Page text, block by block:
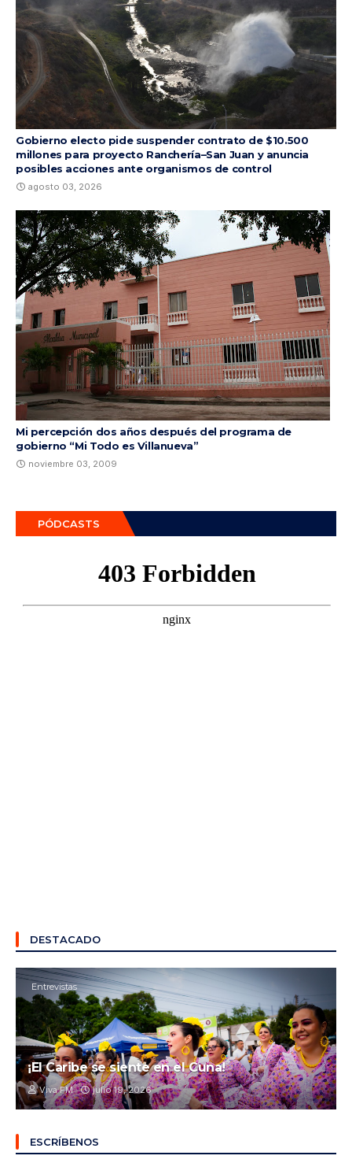
Gobierno electo pide suspender contrato de $10.500
millones para proyecto Ranchería–San Juan y anuncia
posibles acciones ante organismos de control
agosto 03, 2026
Mi percepción dos años después del programa de
gobierno “Mi Todo es Villanueva”
noviembre 03, 2009
PÓDCASTS
DESTACADO
Entrevistas
¡El Caribe se siente en el Cuna!
Viva FM julio 19, 2026
ESCRÍBENOS